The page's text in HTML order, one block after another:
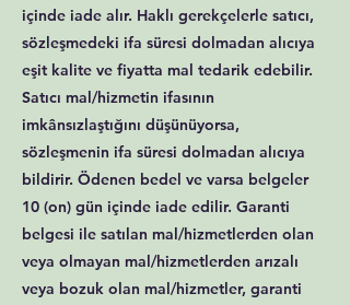
içinde iade alır. Haklı gerekçelerle satıcı,
sözleşmedeki ifa süresi dolmadan alıcıya
eşit kalite ve fiyatta mal tedarik edebilir.
Satıcı mal/hizmetin ifasının
imkânsızlaştığını düşünüyorsa,
sözleşmenin ifa süresi dolmadan alıcıya
bildirir. Ödenen bedel ve varsa belgeler
10 (on) gün içinde iade edilir. Garanti
belgesi ile satılan mal/hizmetlerden olan
veya olmayan mal/hizmetlerden arızalı
veya bozuk olan mal/hizmetler, garanti